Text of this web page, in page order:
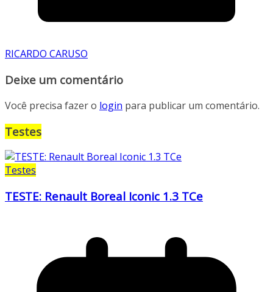
RICARDO CARUSO
Deixe um comentário
Você precisa fazer o login para publicar um comentário.
Testes
Testes
TESTE: Renault Boreal Iconic 1.3 TCe